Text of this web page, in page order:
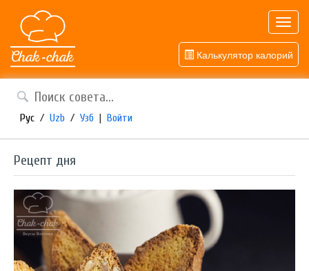
Калькулятор калорий
Рус / Uzb / Узб | Войти
Рецепт дня